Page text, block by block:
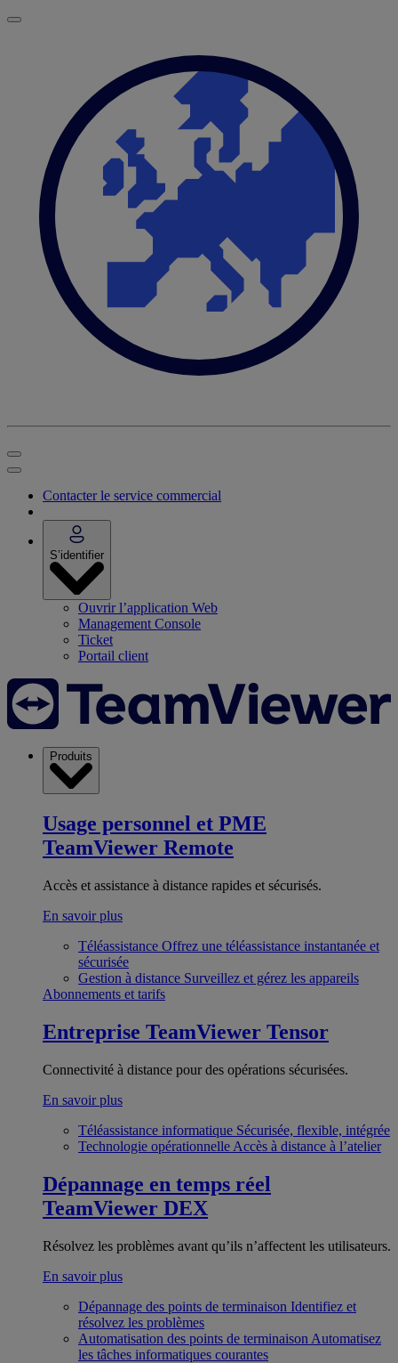
Contacter le service commercial
S’identifier
Ouvrir l’application Web
Management Console
Ticket
Portail client
Produits
Usage personnel et PME
TeamViewer Remote
Accès et assistance à distance rapides et sécurisés.
En savoir plus
Téléassistance Offrez une téléassistance instantanée et
sécurisée
Gestion à distance Surveillez et gérez les appareils
Abonnements et tarifs
Entreprise TeamViewer Tensor
Connectivité à distance pour des opérations sécurisées.
En savoir plus
Téléassistance informatique Sécurisée, flexible, intégrée
Technologie opérationnelle Accès à distance à l’atelier
Dépannage en temps réel
TeamViewer DEX
Résolvez les problèmes avant qu’ils n’affectent les utilisateurs.
En savoir plus
Dépannage des points de terminaison Identifiez et
résolvez les problèmes
Automatisation des points de terminaison Automatisez
les tâches informatiques courantes